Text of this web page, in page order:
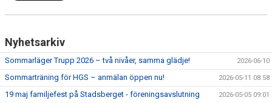
Nyhetsarkiv
Sommarläger Trupp 2026 – två nivåer, samma glädje! 2026-06-10
Sommarträning för HGS – anmälan öppen nu! 2026-05-11 08:58
19 maj familjefest på Stadsberget - föreningsavslutning 2026-05-05 09:01